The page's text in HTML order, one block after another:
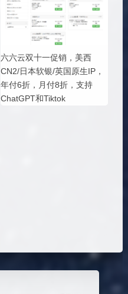
六六云双十一促销，美西
CN2/日本软银/英国原生IP，
年付6折，月付8折，支持
ChatGPT和Tiktok